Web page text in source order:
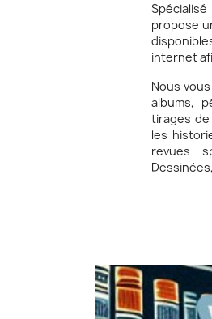
propose
internet
Nous
albums,
tirages de
les
revues